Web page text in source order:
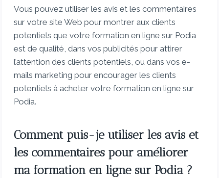
Vous pouvez utiliser les avis et les commentaires
sur votre site Web pour montrer aux clients
potentiels que votre formation en ligne sur Podia
est de qualité, dans vos publicités pour attirer
l’attention des clients potentiels, ou dans vos e-
mails marketing pour encourager les clients
potentiels à acheter votre formation en ligne sur
Podia.
Comment puis-je utiliser les avis et
les commentaires pour améliorer
ma formation en ligne sur Podia ?